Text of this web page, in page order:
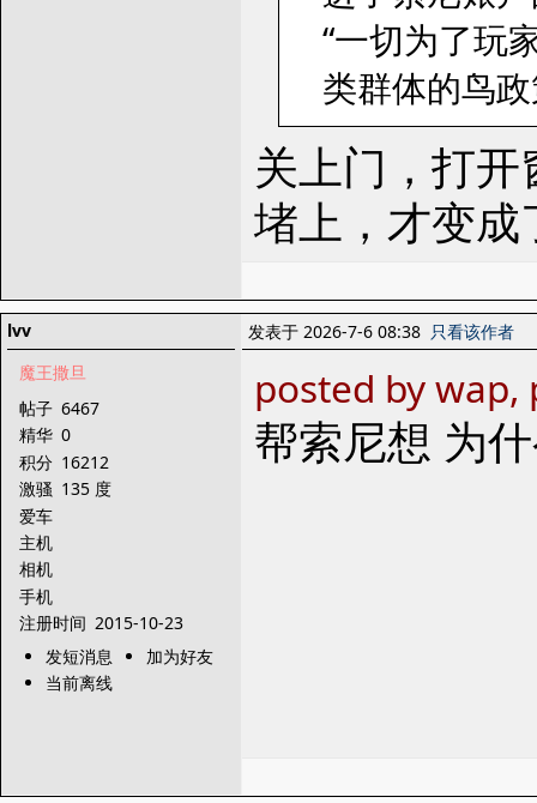
“一切为了玩
类群体的鸟
关上门，打
堵上，才变成
lvv
魔王撒旦
帖子 6467
精华 0
积分 16212
激骚 135 度
爱车
主机
相机
手机
注册时间 2015-10-23
发短消息
加为好友
当前离线
发表于 2026-7-6 08:38 只看该作者
posted by
帮索尼想 为